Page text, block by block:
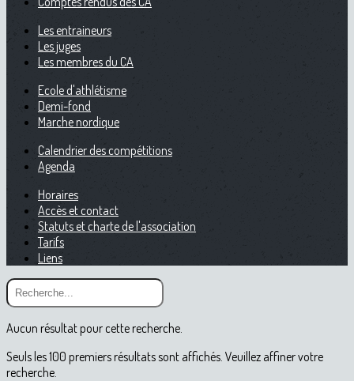
Les entraineurs
Les juges
Les membres du CA
Ecole d'athlétisme
Demi-fond
Marche nordique
Calendrier des compétitions
Agenda
Horaires
Accès et contact
Statuts et charte de l'association
Tarifs
Liens
Aucun résultat pour cette recherche.
Seuls les 100 premiers résultats sont affichés. Veuillez affiner votre
recherche.